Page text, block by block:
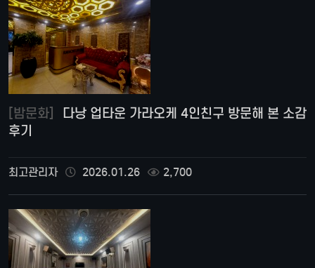
[밤문화]
후기
최고관리자 2026.01.26 2,700